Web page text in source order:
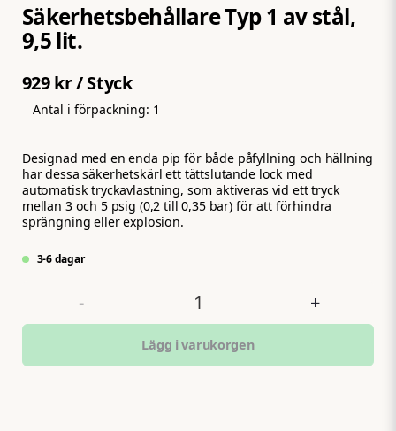
Säkerhetsbehållare Typ 1 av stål,
9,5 lit.
929 kr/ Styck
Antal i förpackning: 1
Designad med en enda pip för både påfyllning och hällning
har dessa säkerhetskärl ett tättslutande lock med
automatisk tryckavlastning, som aktiveras vid ett tryck
mellan 3 och 5 psig (0,2 till 0,35 bar) för att förhindra
sprängning eller explosion.
3-6 dagar
- +
Lägg i varukorgen